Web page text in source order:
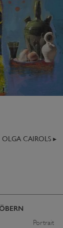
CAIROLS ▸
Portrait